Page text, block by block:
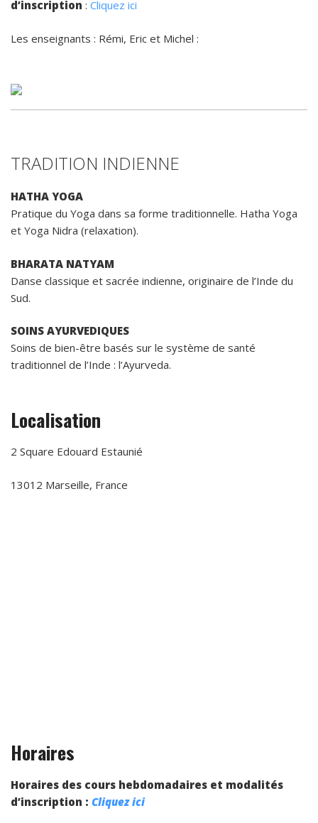
d’inscription : Cliquez ici
Les enseignants : Rémi, Eric et Michel :
TRADITION INDIENNE
HATHA YOGA
Pratique du Yoga dans sa forme traditionnelle. Hatha Yoga
et Yoga Nidra (relaxation).
BHARATA NATYAM
Danse classique et sacrée indienne, originaire de l’Inde du
Sud.
SOINS AYURVEDIQUES
Soins de bien-être basés sur le système de santé
traditionnel de l’Inde : l’Ayurveda.
Localisation
2 Square Edouard Estaunié
13012 Marseille, France
Horaires
Horaires des cours hebdomadaires et modalités
d’inscription : Cliquez ici